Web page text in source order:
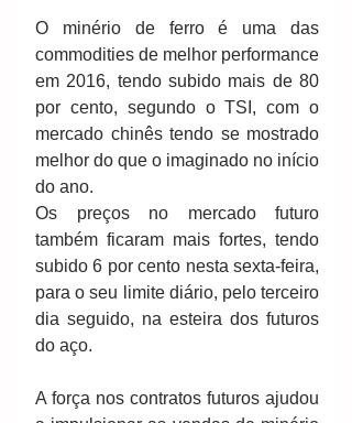
O minério de ferro é uma das
commodities de melhor performance
em 2016, tendo subido mais de 80
por cento, segundo o TSI, com o
mercado chinês tendo se mostrado
melhor do que o imaginado no início
do ano.
Os preços no mercado futuro
também ficaram mais fortes, tendo
subido 6 por cento nesta sexta-feira,
para o seu limite diário, pelo terceiro
dia seguido, na esteira dos futuros
do aço.
A força nos contratos futuros ajudou